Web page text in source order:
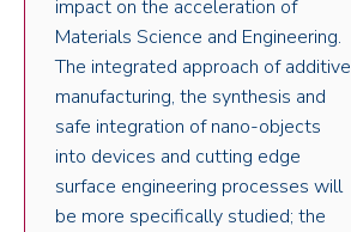
impact on the acceleration of
Materials Science and Engineering.
The integrated approach of additive
manufacturing, the synthesis and
safe integration of nano-objects
into devices and cutting edge
surface engineering processes will
be more specifically studied; the